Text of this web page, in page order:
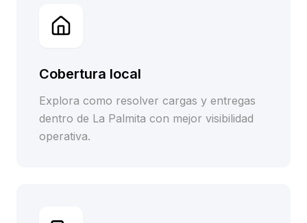
Cobertura local
Explora como resolver cargas y entregas
dentro de La Palmita con mejor visibilidad
operativa.